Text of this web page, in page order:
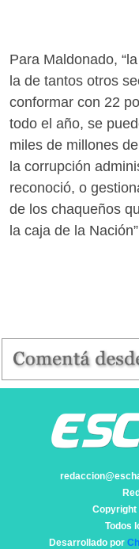
Para Maldonado,
la de tantos otros
conformar con 22
todo el año, se
miles de millones
la corrupción
reconoció, o
de los chaqueños
la caja de la
Copyright
Todos
Desarrollado por